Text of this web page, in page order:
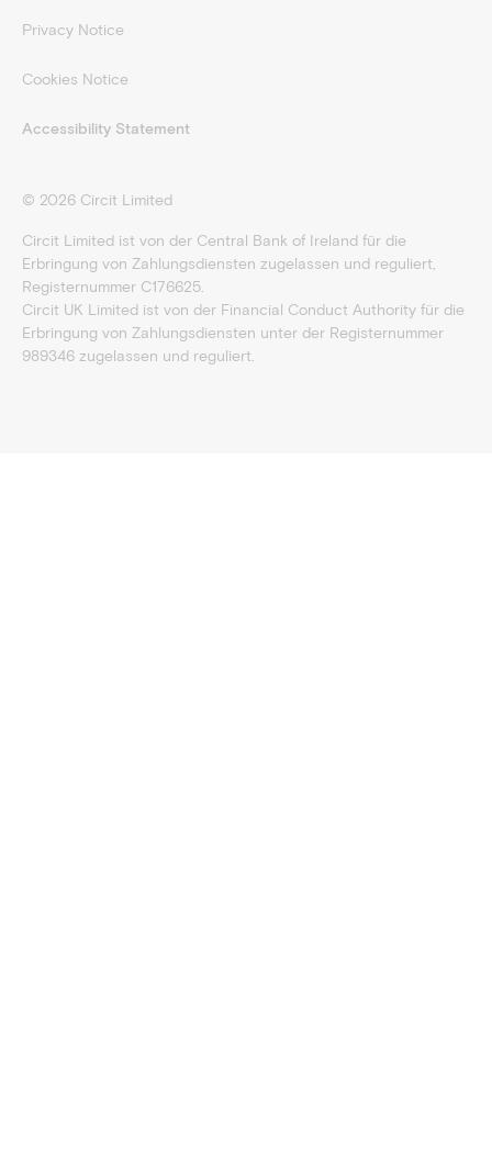
Privacy Notice
Cookies Notice
Accessibility Statement
© 2026Circit Limited
Circit Limited ist von der Central Bank of Ireland für die
Erbringung von Zahlungsdiensten zugelassen und reguliert,
Registernummer C176625.
Circit UK Limited ist von der Financial Conduct Authority für die
Erbringung von Zahlungsdiensten unter der Registernummer
989346 zugelassen und reguliert.